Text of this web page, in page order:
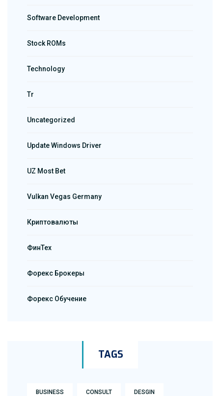
Software Development
Stock ROMs
Technology
Tr
Uncategorized
Update Windows Driver
UZ Most Bet
Vulkan Vegas Germany
Криптовалюты
ФинТех
Форекс Брокеры
Форекс Обучение
TAGS
BUSINESS CONSULT DESGIN